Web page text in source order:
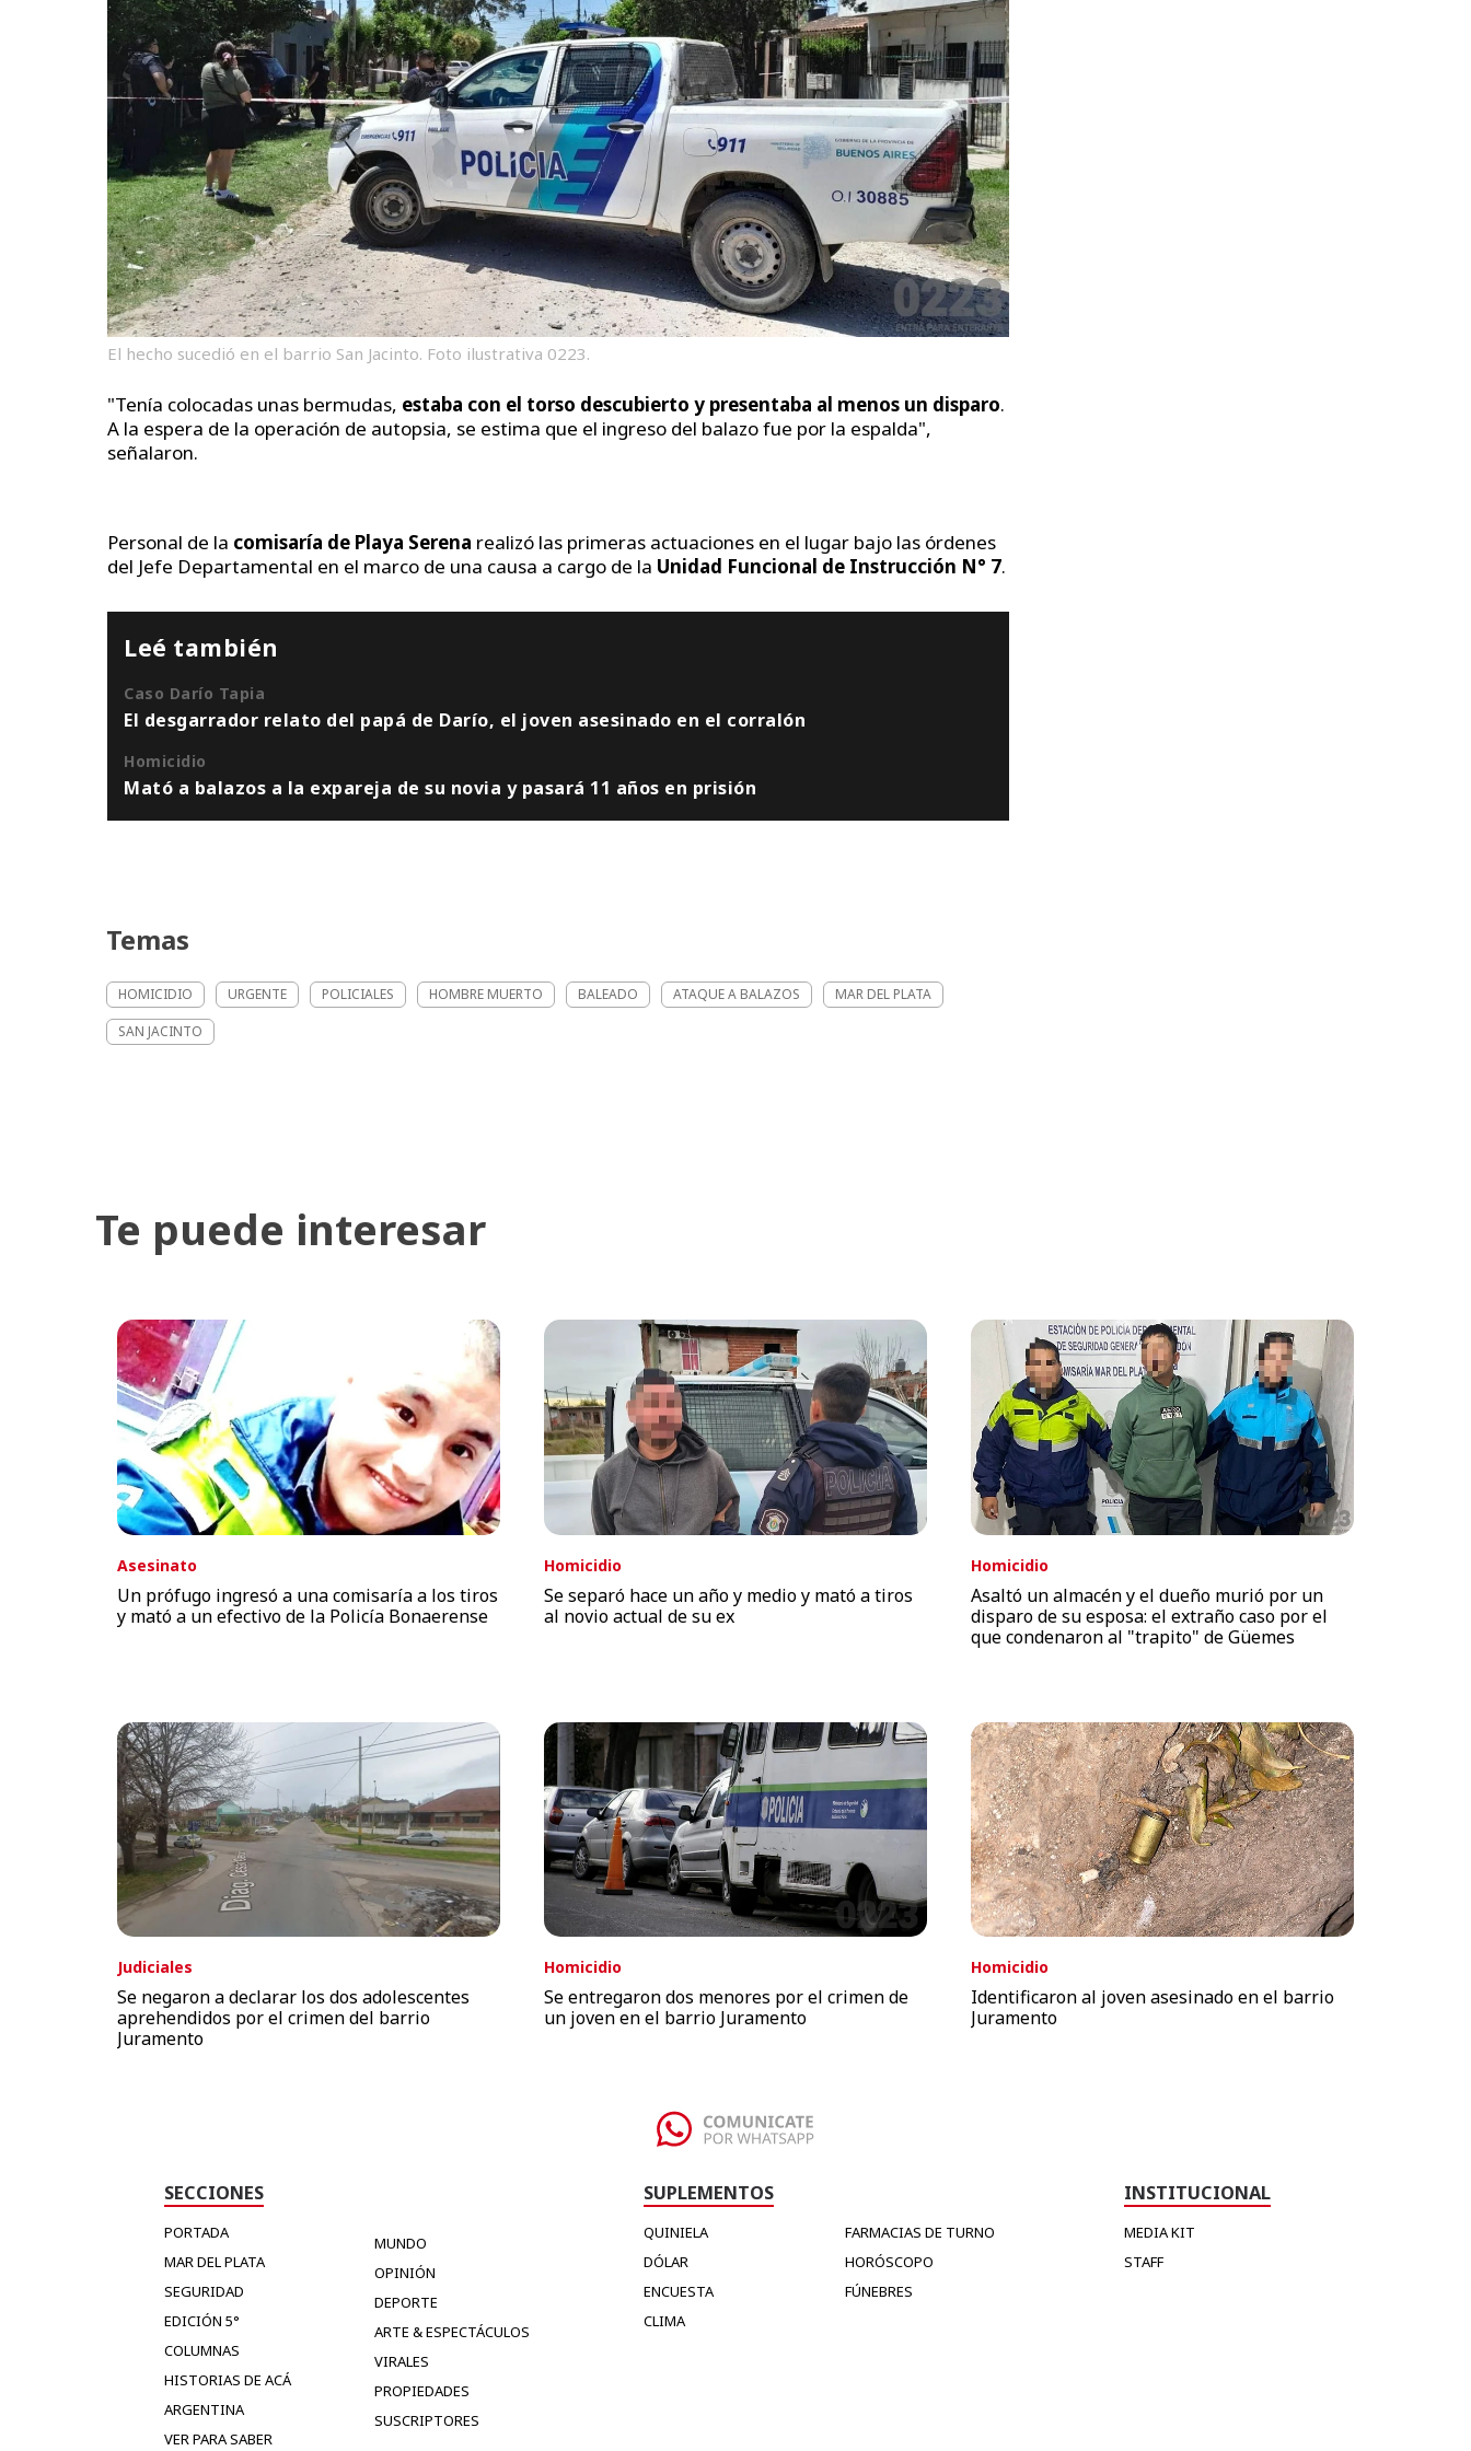
El hecho sucedió en el barrio San Jacinto. Foto ilustrativa 0223.
"Tenía colocadas unas bermudas, estaba con el torso descubierto y presentaba al menos un disparo.
A la espera de la operación de autopsia, se estima que el ingreso del balazo fue por la espalda",
señalaron.
Personal de la comisaría de Playa Serena realizó las primeras actuaciones en el lugar bajo las órdenes
del Jefe Departamental en el marco de una causa a cargo de la Unidad Funcional de Instrucción N° 7.
Leé también
Caso Darío Tapia
El desgarrador relato del papá de Darío, el joven asesinado en el corralón
Homicidio
Mató a balazos a la expareja de su novia y pasará 11 años en prisión
Temas
HOMICIDIO URGENTE POLICIALES HOMBRE MUERTO BALEADO ATAQUE A BALAZOS
MAR DEL PLATA
SAN JACINTO
Te puede interesar
Asesinato
Un prófugo ingresó a una comisaría a los tiros
y mató a un efectivo de la Policía Bonaerense
Homicidio
Se separó hace un año y medio y mató a tiros
al novio actual de su ex
Homicidio
Asaltó un almacén y el dueño murió por un
disparo de su esposa: el extraño caso por el
que condenaron al "trapito" de Güemes
Judiciales
Se negaron a declarar los dos adolescentes
aprehendidos por el crimen del barrio
Juramento
Homicidio
Se entregaron dos menores por el crimen de
un joven en el barrio Juramento
Homicidio
Identificaron al joven asesinado en el barrio
Juramento
SECCIONES
PORTADA
MAR DEL PLATA
SEGURIDAD
EDICIÓN 5°
COLUMNAS
HISTORIAS DE ACÁ
ARGENTINA
VER PARA SABER
MUNDO
OPINIÓN
DEPORTE
ARTE & ESPECTÁCULOS
VIRALES
PROPIEDADES
SUSCRIPTORES
SUPLEMENTOS
QUINIELA
DÓLAR
ENCUESTA
CLIMA
FARMACIAS DE TURNO
HORÓSCOPO
FÚNEBRES
INSTITUCIONAL
MEDIA KIT
STAFF